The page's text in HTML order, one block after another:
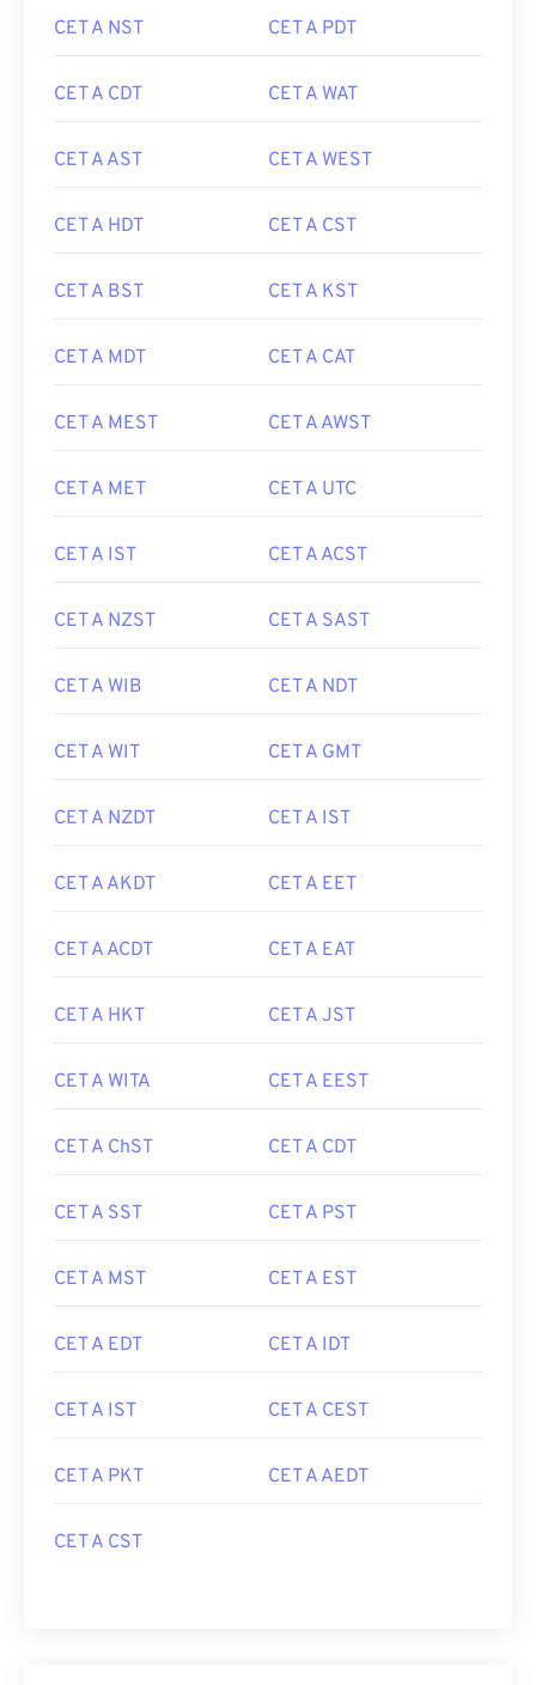
CET A NST CET A PDT
CET A CDT CET A WAT
CET A AST CET A WEST
CET A HDT CET A CST
CET A BST CET A KST
CET A MDT CET A CAT
CET A MEST CET A AWST
CET A MET CET A UTC
CET A IST CET A ACST
CET A NZST CET A SAST
CET A WIB CET A NDT
CET A WIT CET A GMT
CET A NZDT CET A IST
CET A AKDT CET A EET
CET A ACDT CET A EAT
CET A HKT CET A JST
CET A WITA CET A EEST
CET A ChST CET A CDT
CET A SST CET A PST
CET A MST CET A EST
CET A EDT CET A IDT
CET A IST CET A CEST
CET A PKT CET A AEDT
CET A CST